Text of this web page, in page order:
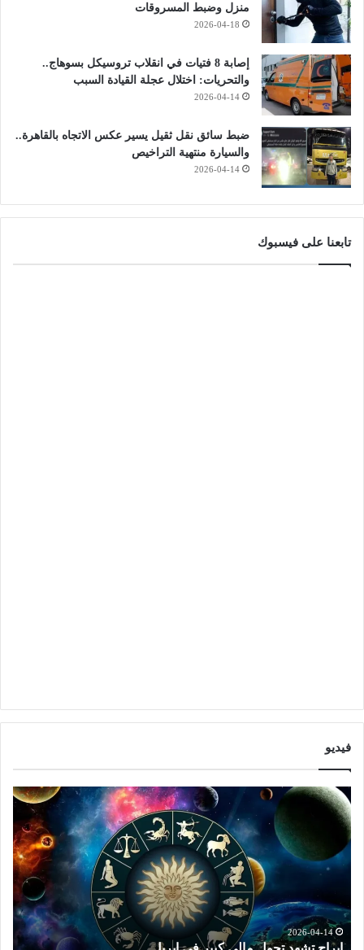
منزل وضبط المسروقات
2026-04-18
إصابة 8 فتيات في انقلاب تروسيكل بسوهاج..
والتحريات: اختلال عجلة القيادة السبب
2026-04-14
ضبط سائق نقل ثقيل يسير عكس الاتجاه بالقاهرة..
والسيارة منتهية التراخيص
2026-04-14
تابعنا على فيسبوك
فيديو
ب
ر
ا
ج
ه
2026-04-14